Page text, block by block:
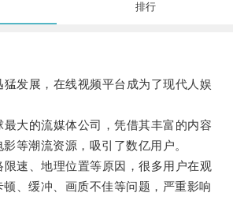
排行
展，在线视频平台成为了现代人娱
的流媒体公司，凭借其丰富的内容
等潮流资源，吸引了数亿用户。
速、地理位置等原因，很多用户在观
、缓冲、画质不佳等问题，严重影响